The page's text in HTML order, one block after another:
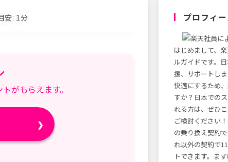
安: 1分
がもらえます。
プロフィ
はじめまして、
ルガイドです。
援、サポートし
快適にするため
すか？日本での
れる方は、ぜひ
ご検討ください
の乗り換え契約
れ以外の契約で
トできます。ま